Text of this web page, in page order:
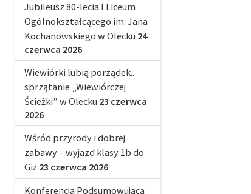
Jubileusz 80-lecia I Liceum
Ogólnokształcącego im. Jana
Kochanowskiego w Olecku 24
czerwca 2026
Wiewiórki lubią porządek..
sprzątanie „Wiewiórczej
Ścieżki” w Olecku 23 czerwca
2026
Wśród przyrody i dobrej
zabawy – wyjazd klasy 1b do
Giż 23 czerwca 2026
Konferencja Podsumowująca